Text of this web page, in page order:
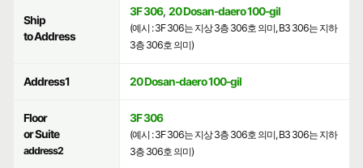
Ship
to Address
3F 306, 20 Dosan-daero 100-gil
(예시 : 3F 306는 지상 3층 306호 의미, B3 306는 지하
3층 306호 의미)
Address1 20 Dosan-daero 100-gil
Floor
or Suite
address2
3F 306
(예시 : 3F 306는 지상 3층 306호 의미, B3 306는 지하
3층 306호 의미)